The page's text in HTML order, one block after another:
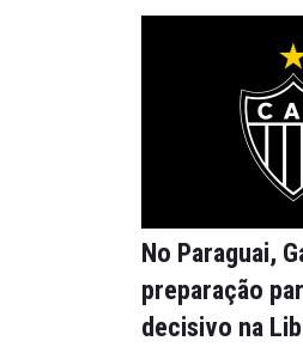
No Paraguai,
preparação
decisivo na